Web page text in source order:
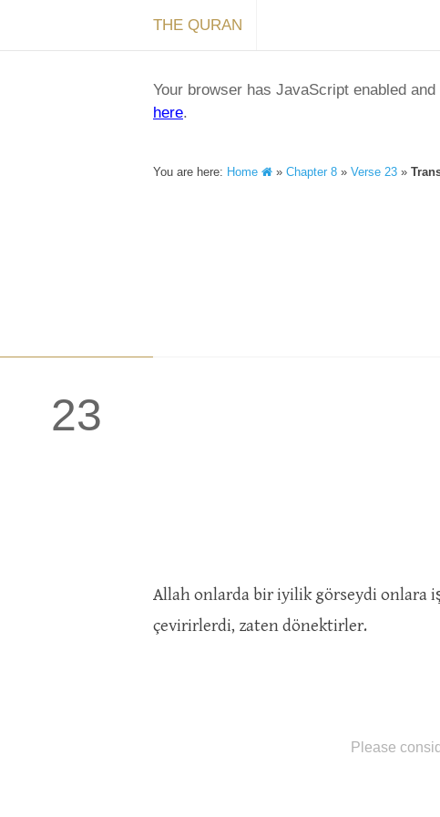
THE QURAN
Your browser has JavaScript enabled
here.
You are here: Home » Chapter 8 » Verse 23 »
23
Allah onlarda bir iyilik görseydi onlara
çevirirlerdi, zaten dönektirler.
Please